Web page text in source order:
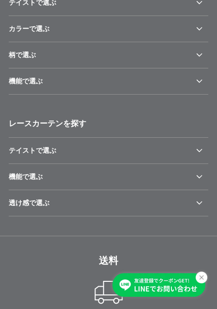
テイストで選ぶ
カラーで選ぶ
柄で選ぶ
機能で選ぶ
レースカーテンを探す
テイストで選ぶ
機能で選ぶ
透け感で選ぶ
送料